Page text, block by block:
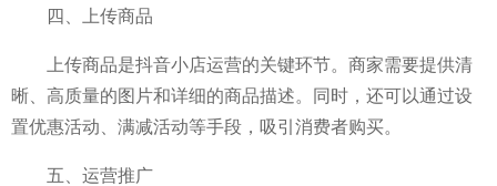
四、上传商品
上传商品是抖音小店运营的关键环节。商家需要提供清
晰、高质量的图片和详细的商品描述。同时，还可以通过设
置优惠活动、满减活动等手段，吸引消费者购买。
五、运营推广